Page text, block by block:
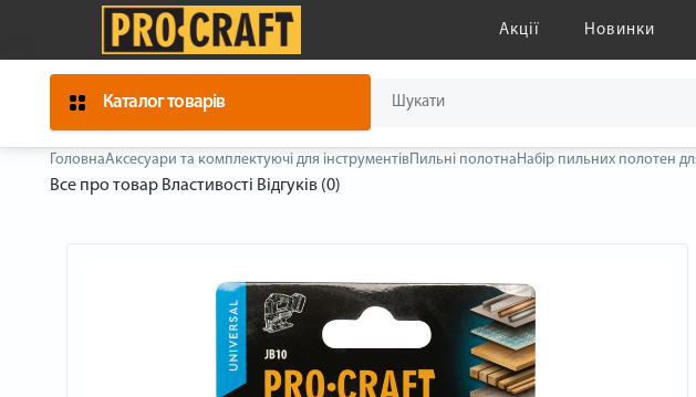
Акції Новинки
Каталог товарів
ГоловнаАксесуари та комплектуючі для інструментівПильні полотнаНабір пильних полотен
Все про товар Властивості Відгуків (0)